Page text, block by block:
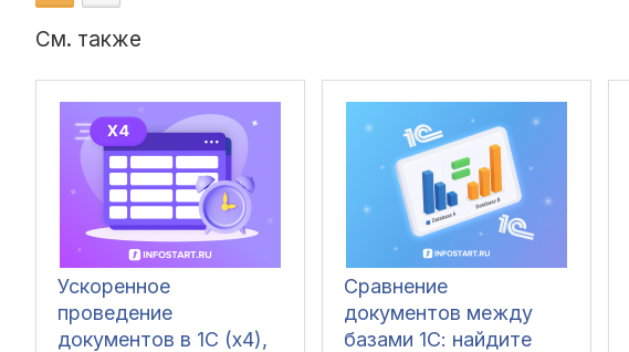
См. также
Ускоренное
проведение
документов в 1С (x4),
Сравнение
документов между
базами 1С: найдите